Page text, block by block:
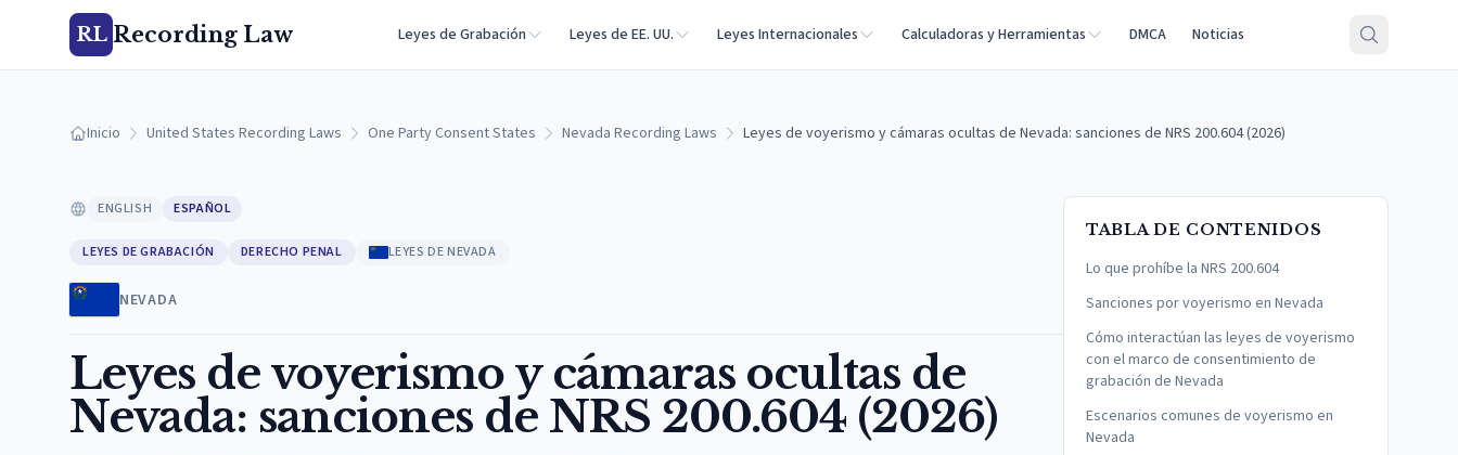
RL Recording Law Leyes de Grabación Leyes de EE. UU. Leyes Internacionales Calculadoras y Herramientas DMCA Noticias
Inicio United States Recording Laws One Party Consent States Nevada Recording Laws Leyes de voyerismo y cámaras ocultas de Nevada: sanciones de NRS 200.604 (2026)
ENGLISH ESPAÑOL
LEYES DE GRABACIÓN DERECHO PENAL LEYES DE NEVADA
NEVADA
Leyes de voyerismo y cámaras ocultas de
Nevada: sanciones de NRS 200.604 (2026)
TABLA DE CONTENIDOS
Lo que prohíbe la NRS 200.604
Sanciones por voyerismo en Nevada
Cómo interactúan las leyes de voyerismo
con el marco de consentimiento de
grabación de Nevada
Escenarios comunes de voyerismo en
Nevada